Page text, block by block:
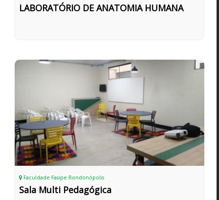
LABORATÓRIO DE ANATOMIA HUMANA
Faculdade Fasipe Rondonópolis
Sala Multi Pedagógica